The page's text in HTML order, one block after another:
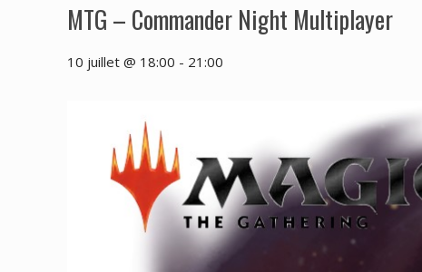
MTG – Commander Night Multiplayer
10 juillet @ 18:00 - 21:00